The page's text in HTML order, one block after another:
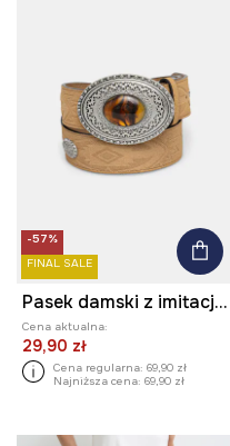
-57%
FINAL SALE
Pasek damski z imitacji skóry
Cena aktualna:
29,90 zł
Cena regularna: 69,90 zł
Najniższa cena: 69,90 zł